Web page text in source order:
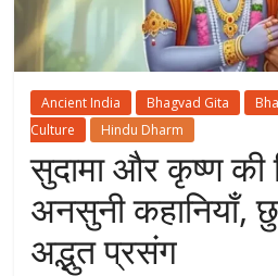
Ancient India Bhagvad Gita
Culture
Hindu Dharm
सुदामा और कृष्ण की
अनसुनी कहानियाँ,
अद्भुत प्रसंग